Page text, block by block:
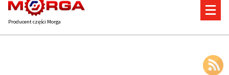
Producent części Morga